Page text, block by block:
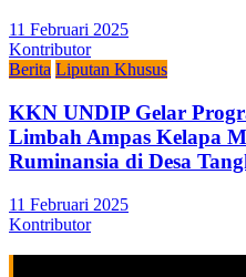
11 Februari 2025
Kontributor
Berita Liputan Khusus
KKN UNDIP Gelar
Limbah Ampas Kelapa
Ruminansia di Desa
11 Februari 2025
Kontributor